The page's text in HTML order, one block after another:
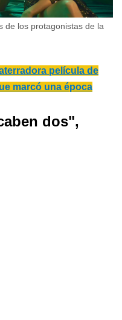
de los protagonistas de la
película de
marcó una época
dos",